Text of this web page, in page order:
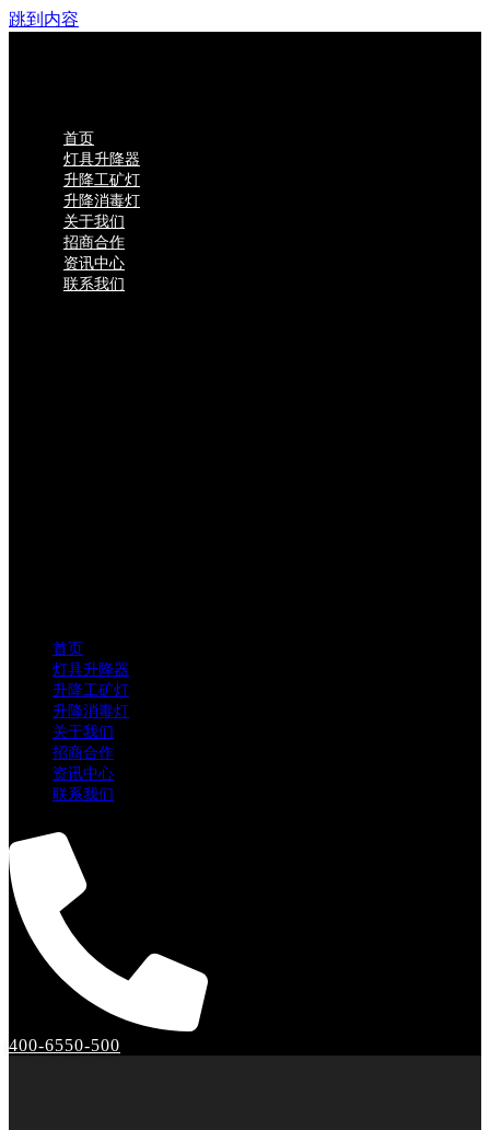
跳到内容
首页
灯具升降器
升降工矿灯
升降消毒灯
关于我们
招商合作
资讯中心
联系我们
首页
灯具升降器
升降工矿灯
升降消毒灯
关于我们
招商合作
资讯中心
联系我们
400-6550-500